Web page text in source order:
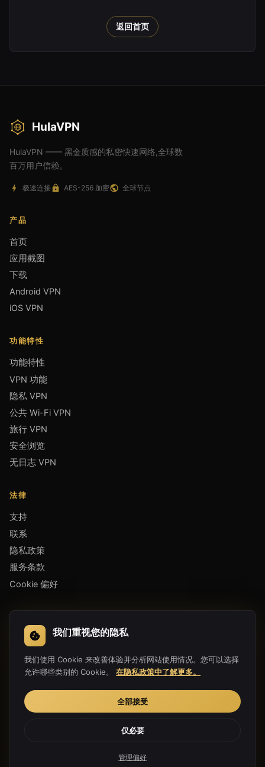
返回首页
HulaVPN
HulaVPN —— 黑金质感的私密快速网络,全球数
百万用户信赖。
极速连接 AES-256 加密 全球节点
产品
首页
应用截图
下载
Android VPN
iOS VPN
功能特性
功能特性
VPN 功能
隐私 VPN
公共 Wi-Fi VPN
旅行 VPN
安全浏览
无日志 VPN
法律
支持
联系
隐私政策
服务条款
Cookie 偏好
Copyright 2019-2026 Hula Link Technology Co., Ltd. All Rights
我们重视您的隐私
我们使用 Cookie 来改善体验并分析网站使用情况。您可以选择
允许哪些类别的 Cookie。
在隐私政策中了解更多。
全部接受
仅必要
管理偏好